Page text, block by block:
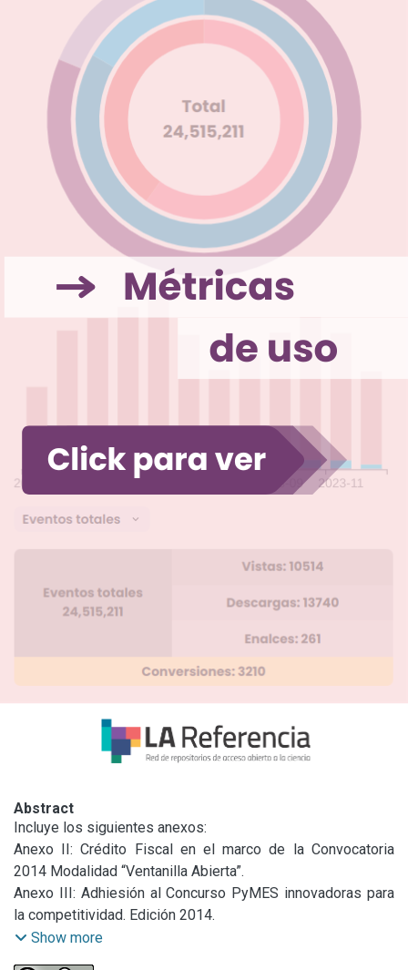
Abstract
Incluye los siguientes anexos:
Anexo II: Crédito Fiscal en el marco de la Convocatoria
2014 Modalidad “Ventanilla Abierta”.
Anexo III: Adhiesión al Concurso PyMES innovadoras para
la competitividad. Edición 2014.
Anexo IV: Fundamentos para una Agenda Legislativa
Show more